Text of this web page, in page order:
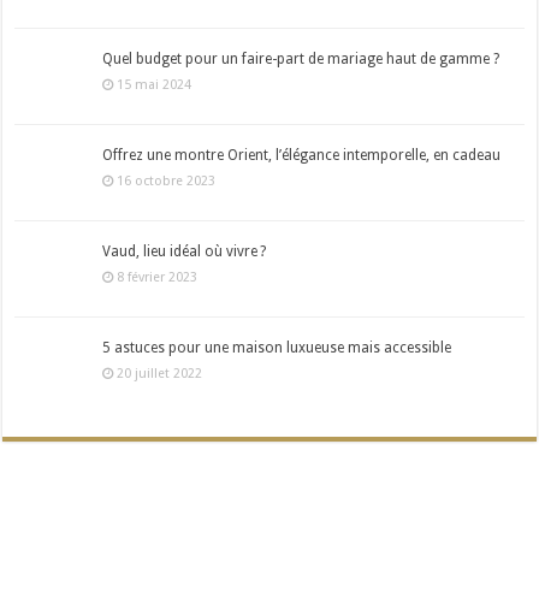
Quel budget pour un faire-part de mariage haut de gamme ?
15 mai 2024
Offrez une montre Orient, l’élégance intemporelle, en cadeau
16 octobre 2023
Vaud, lieu idéal où vivre ?
8 février 2023
5 astuces pour une maison luxueuse mais accessible
20 juillet 2022